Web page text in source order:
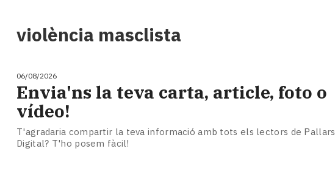
turisme
Cultura
tant!
TV
i
mitjans
El
temps
violència masclista
06/08/2026
Envia'ns la teva carta, article, foto o
vídeo!
T'agradaria compartir la teva informació amb tots els lectors de Pallars
Digital? T'ho posem fàcil!